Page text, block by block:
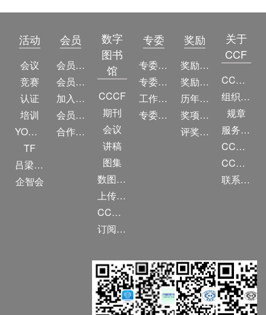
活动
会议
竞赛
认证
培训
YOCSEF
TF
吕梁振兴
企智会
会员
会员简介
会员权益
加入CCF
会员交费
合作伙伴
数字
图书
馆
CCCF
期刊
会议
讲稿
图集
数图编审委员会
上传/发布作品
CCF DL Focus
订阅《计算》
专委
专委简介
专委条例
工作问答
专委名单
奖励
奖励动态
奖励目录
历年获奖名单
奖项推荐
评奖条例
关于
CCF
CCF简介
组织机构
规章
服务项目
CCF大事记
CCF创建60周年
联系我们